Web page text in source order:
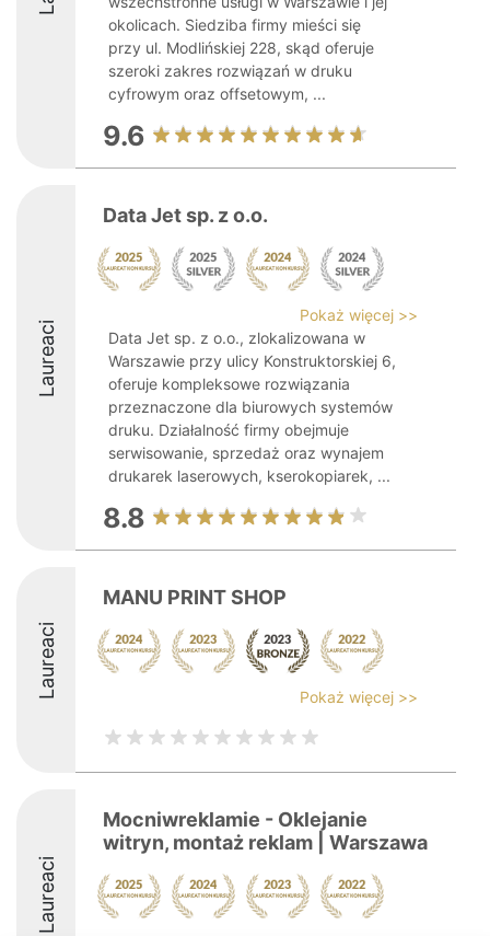
okolicach. Siedziba firmy mieści się
przy ul. Modlińskiej 228, skąd oferuje
szeroki zakres rozwiązań w druku
cyfrowym oraz offsetowym, ...
9.6
Laureaci
Data Jet sp. z o.o.
Pokaż więcej >>
Data Jet sp. z o.o., zlokalizowana w
Warszawie przy ulicy Konstruktorskiej 6,
oferuje kompleksowe rozwiązania
przeznaczone dla biurowych systemów
druku. Działalność firmy obejmuje
serwisowanie, sprzedaż oraz wynajem
drukarek laserowych, kserokopiarek, ...
8.8
Laureaci
MANU PRINT SHOP
Pokaż więcej >>
Laureaci
Mocniwreklamie - Oklejanie
witryn, montaż reklam | Warszawa